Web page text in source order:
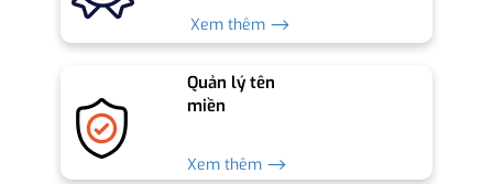
Xem thêm ⟶
Quản lý tên
miền
Xem thêm ⟶